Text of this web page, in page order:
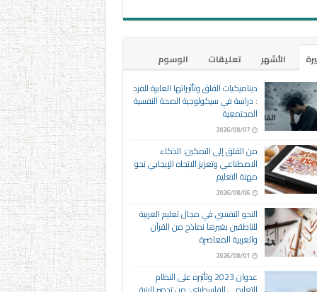
الأشهر تعليقات
الوسوم
ديناميكيات القلق وتأثيراتها العابرة للفرد
: دراسة في سيكولوجية الصحة النفسية
المجتمعية
2026/08/07
من القلق إلى التمكين: الذكاء
الاصطناعي وتعزيز الاتجاه الإيجابي نحو
مهنة التعليم
2026/08/06
النحو النفسي في مجال تعليم العربية
للناطقين بغيرها نماذج من القرآن
والعربية المعاصرة
2026/08/01
عدوان 2023 وتأثيره على النظام